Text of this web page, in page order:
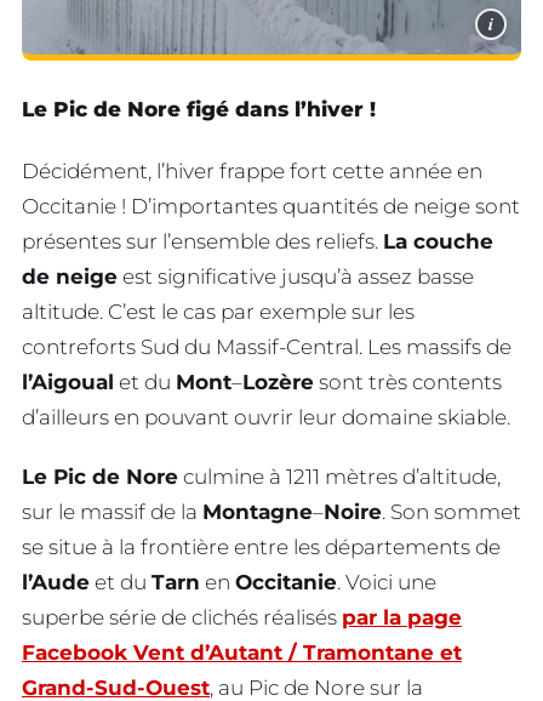
i
Le Pic de Nore figé dans l’hiver !
Décidément, l’hiver frappe fort cette année en
Occitanie ! D’importantes quantités de neige sont
présentes sur l’ensemble des reliefs. La couche
de neige est significative jusqu’à assez basse
altitude. C’est le cas par exemple sur les
contreforts Sud du Massif-Central. Les massifs de
l’Aigoual et du Mont–Lozère sont très contents
d’ailleurs en pouvant ouvrir leur domaine skiable.
Le Pic de Nore culmine à 1211 mètres d’altitude,
sur le massif de la Montagne–Noire. Son sommet
se situe à la frontière entre les départements de
l’Aude et du Tarn en Occitanie. Voici une
superbe série de clichés réalisés par la page
Facebook Vent d’Autant / Tramontane et
Grand-Sud-Ouest, au Pic de Nore sur la